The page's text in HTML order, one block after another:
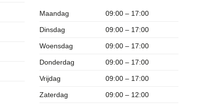
Maandag 09:00 – 17:00
Dinsdag 09:00 – 17:00
Woensdag 09:00 – 17:00
Donderdag 09:00 – 17:00
Vrijdag 09:00 – 17:00
Zaterdag 09:00 – 12:00